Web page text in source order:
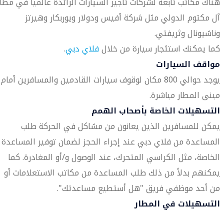
آل مكتوم الدولي مثل شركة أفيس ودولار ويوربكار وهيرتز
وناشيونال وثريفتي.
كما يمكنك استئجار سيارة من خلالفلاي دبي.
مواقف السيارات
يوجد حوالي 800 مكان لوقوف سيارات القادمين والمسافرين أمام
مبنى المطار مباشرة.
التسهيلات الخاصة بأصحاب الهمم
يمكن للمسافرين الذين يعانون من مشاكل في الحركة طلب
المساعدة من فلاي دبي عند إجراء الحجز لضمان توفير المساعدة
الخاصة، مثل الكراسي المتحرك، عند الوصول و/أو المغادرة. كما
يمكنهم بدلاً من ذلك طلب المساعدة من مكاتب الاستعلامات أو
من أحد موظفي فريق "هل أستطيع مساعدتك".
التسهيلات في المطار